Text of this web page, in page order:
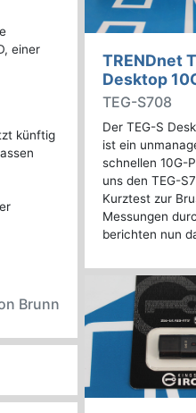
einer
künftig
Brunn
TRENDnet
Desktop
TEG-S708
Der TEG-S
ist ein
schnellen 10G-
uns den TEG-
Kurztest zur
Messungen
berichten nun